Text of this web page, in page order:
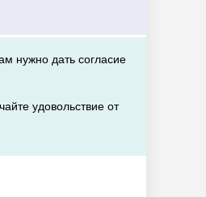
нужно дать согласие
удовольствие от